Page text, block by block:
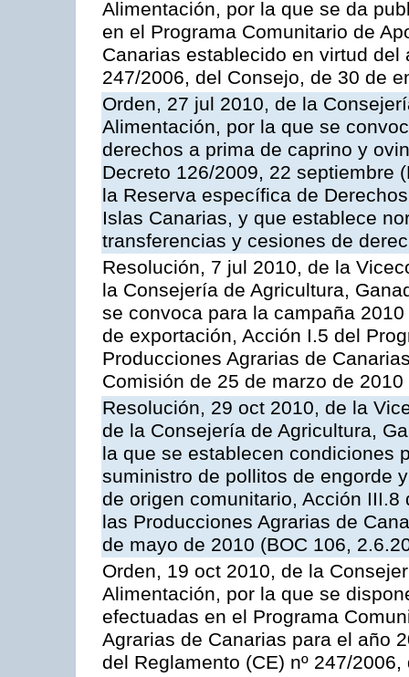
Alimentación, por la que se da
en el Programa Comunitario de
Canarias establecido en virtud del
247/2006, del Consejo, de 30 de
Orden, 27 jul 2010, de la
Alimentación, por la que se
derechos a prima de caprino y
Decreto 126/2009, 22 septiembre
la Reserva específica de
Islas Canarias, y que establece
transferencias y cesiones de
Resolución, 7 jul 2010, de la
la Consejería de Agricultura,
se convoca para la campaña
de exportación, Acción I.5 del
Producciones Agrarias de
Comisión de 25 de marzo de 2010
Resolución, 29 oct 2010, de la
de la Consejería de Agricultura,
la que se establecen condiciones
suministro de pollitos de engorde
de origen comunitario, Acción
las Producciones Agrarias de
de mayo de 2010 (BOC 106,
Orden, 19 oct 2010, de la
Alimentación, por la que se
efectuadas en el Programa
Agrarias de Canarias para el año
del Reglamento (CE) nº 247/